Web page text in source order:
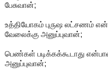
பேசுவான்;
உத்தியோகம் புருஷ லட்சணம்
வேலைக்கு அனுப்புவான்;
பெண்கள் படிக்கக்கூடாது
அனுப்புவான்;